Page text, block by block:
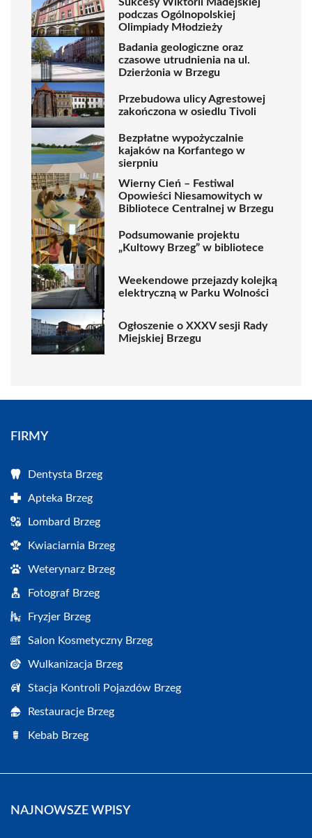
podczas Ogólnopolskiej
Olimpiady Młodzieży
Badania geologiczne oraz
czasowe utrudnienia na ul.
Dzierżonia w Brzegu
Przebudowa ulicy Agrestowej
zakończona w osiedlu Tivoli
Bezpłatne wypożyczalnie
kajaków na Korfantego w
sierpniu
Wierny Cień – Festiwal
Opowieści Niesamowitych w
Bibliotece Centralnej w Brzegu
Podsumowanie projektu
„Kultowy Brzeg” w bibliotece
Weekendowe przejazdy kolejką
elektryczną w Parku Wolności
Ogłoszenie o XXXV sesji Rady
Miejskiej Brzegu
FIRMY
Dentysta Brzeg
Apteka Brzeg
Lombard Brzeg
Kwiaciarnia Brzeg
Weterynarz Brzeg
Fotograf Brzeg
Fryzjer Brzeg
Salon Kosmetyczny Brzeg
Wulkanizacja Brzeg
Stacja Kontroli Pojazdów Brzeg
Restauracje Brzeg
Kebab Brzeg
NAJNOWSZE WPISY